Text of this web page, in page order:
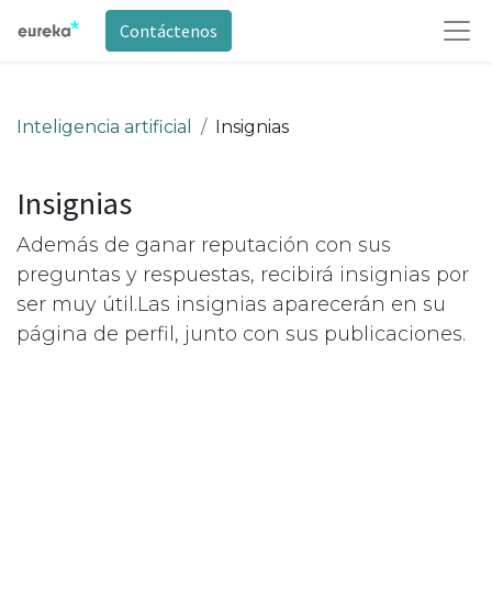
Contáctenos
Inteligencia artificial Insignias
Insignias
Además de ganar reputación con sus
preguntas y respuestas, recibirá insignias por
ser muy útil.Las insignias aparecerán en su
página de perfil, junto con sus publicaciones.